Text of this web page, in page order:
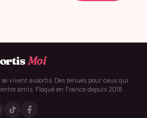
Moi
vivent assortis. Des tenues pour ceux qui
amis. Floqué en France depuis 2018.